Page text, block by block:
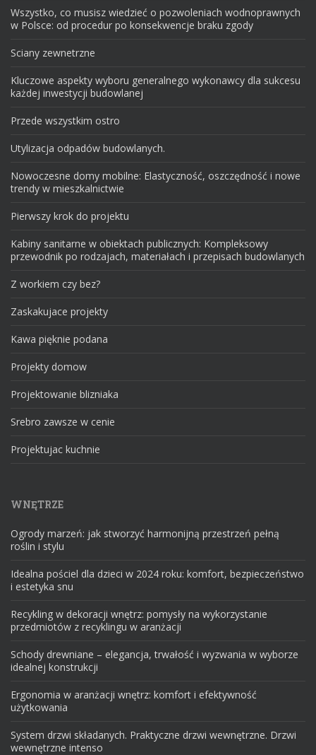
Wszystko, co musisz wiedzieć o pozwoleniach wodnoprawnych
w Polsce: od procedur po konsekwencje braku zgody
Sciany zewnetrzne
Kluczowe aspekty wyboru generalnego wykonawcy dla sukcesu
każdej inwestycji budowlanej
Przede wszystkim ostro
Utylizacja odpadów budowlanych.
Nowoczesne domy mobilne: Elastyczność, oszczędność i nowe
trendy w mieszkalnictwie
Pierwszy krok do projektu
Kabiny sanitarne w obiektach publicznych: Kompleksowy
przewodnik po rodzajach, materiałach i przepisach budowlanych
Z workiem czy bez?
Zaskakujace projekty
Kawa pięknie podana
Projekty domow
Projektowanie blizniaka
Srebro zawsze w cenie
Projektujac kuchnie
WNĘTRZE
Ogrody marzeń: jak stworzyć harmonijną przestrzeń pełną
roślin i stylu
Idealna pościel dla dzieci w 2024 roku: komfort, bezpieczeństwo
i estetyka snu
Recykling w dekoracji wnętrz: pomysły na wykorzystanie
przedmiotów z recyklingu w aranżacji
Schody drewniane – elegancja, trwałość i wyzwania w wyborze
idealnej konstrukcji
Ergonomia w aranżacji wnętrz: komfort i efektywność
użytkowania
System drzwi składanych. Praktyczne drzwi wewnętrzne. Drzwi
wewnętrzne intenso